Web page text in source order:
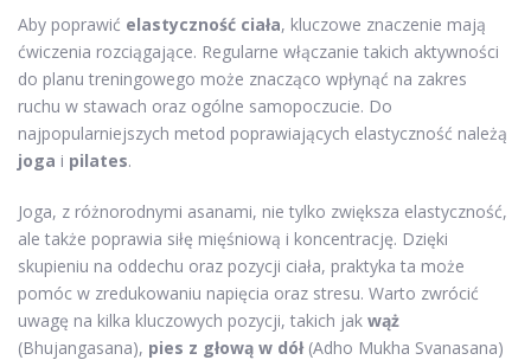
Aby poprawić elastyczność ciała, kluczowe znaczenie mają
ćwiczenia rozciągające. Regularne włączanie takich aktywności
do planu treningowego może znacząco wpłynąć na zakres
ruchu w stawach oraz ogólne samopoczucie. Do
najpopularniejszych metod poprawiających elastyczność należą
joga i pilates.
Joga, z różnorodnymi asanami, nie tylko zwiększa elastyczność,
ale także poprawia siłę mięśniową i koncentrację. Dzięki
skupieniu na oddechu oraz pozycji ciała, praktyka ta może
pomóc w zredukowaniu napięcia oraz stresu. Warto zwrócić
uwagę na kilka kluczowych pozycji, takich jak wąż
(Bhujangasana), pies z głową w dół(Adho Mukha Svanasana)